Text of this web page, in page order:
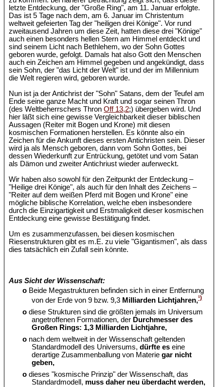
letzte Entdeckung, der "Große Ring", am 11. Januar erfolgte.
Das ist 5 Tage nach dem, am 6. Januar im Christentum
weltweit gefeierten Tag der "heiligen drei Könige". Vor rund
zweitausend Jahren um diese Zeit, hatten diese drei "Könige"
auch einen besonders hellen Stern am Himmel entdeckt und
sind seinem Licht nach Bethlehem, wo der Sohn Gottes
geboren wurde, gefolgt. Damals hat also Gott den Menschen
auch ein Zeichen am Himmel gegeben und angekündigt, dass
sein Sohn, der "das Licht der Welt" ist und der im Millennium
die Welt regieren wird, geboren wurde.
Nun ist ja der Antichrist der "Sohn" Satans, dem der Teufel am
Ende seine ganze Macht und Kraft und sogar seinen Thron
(des Weltbeherrschers ThronOff 13,2;) übergeben wird. Und
hier läßt sich eine gewisse Vergleichbarkeit dieser biblischen
Aussagen (Reiter mit Bogen und Krone) mit diesen
kosmischen Formationen herstellen. Es könnte also ein
Zeichen für die Ankunft dieses ersten Antichristen sein. Dieser
wird ja als Mensch geboren, dann vom Sohn Gottes, bei
dessen Wiederkunft zur Entrückung, getötet und vom Satan
als Dämon und zweiter Antichriust wieder auferweckt.
Wir haben also sowohl für den Zeitpunkt der Entdeckung –
"Heilige drei Könige", als auch für den Inhalt des Zeichens –
"Reiter auf dem weißen Pferd mit Bogen und Krone" eine
mögliche biblische Korrelation, welche eben insbesondere
durch die Einzigartigkeit und Erstmaligkeit dieser kosmischen
Entdeckung eine gewisse Bestätigung findet.
Um es zusammenzufassen, bei diesen kosmischen
Riesenstrukturen gibt es m.E. zu viele "Gigantismen", als dass
dies tatsächlich ein Zufall sein könnte.
Aus Sicht der Wissenschaft:
o Beide Megastrukturen befinden sich in einer Entfernung
von der Erde von 9 bzw. 9,3 Milliarden Lichtjahren,¹)
o diese Strukturen sind die größten jemals im Universum
angetroffenen Formationen, der Durchmesser des
Großen Rings: 1,3 Milliarden Lichtjahre,
o nach dem weltweit in der Wissenschaft geltenden
Standardmodell des Universums,dürfte eseine
derartige Zusammenballung von Materiegar nicht
geben,
o dieses "kosmische Prinzip" der Wissenschaft, das
Standardmodell, muss daher neu überdacht werden,